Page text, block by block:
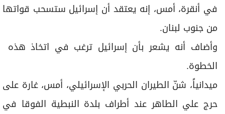
في أنقرة، أمس، إنه ​يعتقد أن إسرائيل ستسحب قواتها
‌من جنوب ​لبنان.
وأضاف أنه ​يشعر ‌بأن ⁠إسرائيل ‌ترغب ‌في ⁠اتخاذ هذه ​
الخطوة.
ميدانياً، شنّ الطيران الحربي الإسرائيلي، أمس، غارة على
حرج علي الطاهر عند أطراف بلدة النبطية الفوقا في